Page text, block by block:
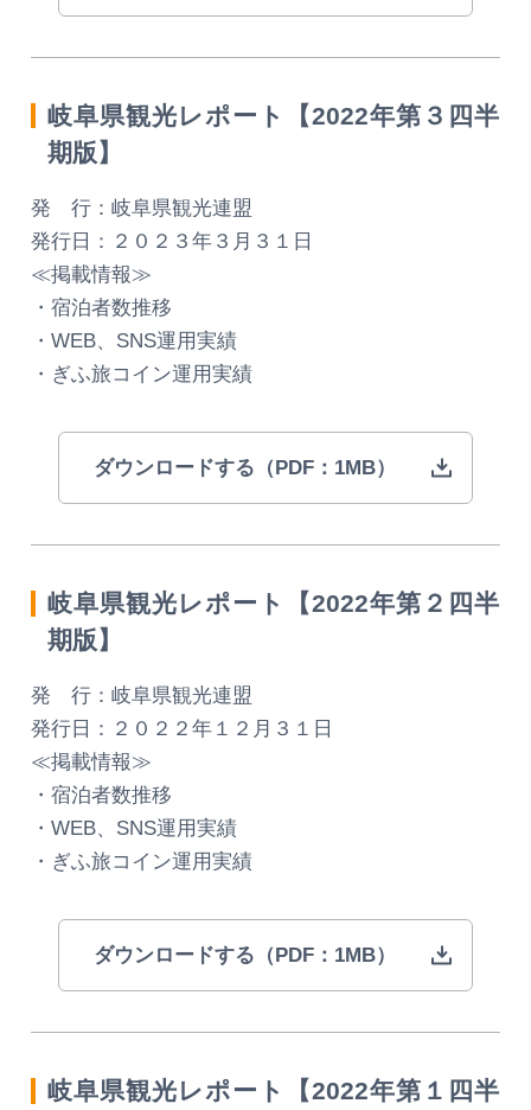
岐阜県観光レポート【2022年第３四半
期版】
発 行：岐阜県観光連盟
発行日：２０２３年３月３１日
≪掲載情報≫
・宿泊者数推移
・WEB、SNS運用実績
・ぎふ旅コイン運用実績
ダウンロードする（PDF：1MB）
岐阜県観光レポート【2022年第２四半
期版】
発 行：岐阜県観光連盟
発行日：２０２２年１２月３１日
≪掲載情報≫
・宿泊者数推移
・WEB、SNS運用実績
・ぎふ旅コイン運用実績
ダウンロードする（PDF：1MB）
岐阜県観光レポート【2022年第１四半